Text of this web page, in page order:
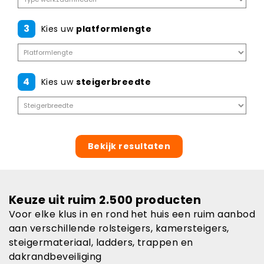
3 Kies uw platformlengte
4 Kies uw steigerbreedte
Bekijk resultaten
Keuze uit ruim 2.500 producten
Voor elke klus in en rond het huis een ruim aanbod
aan verschillende rolsteigers, kamersteigers,
steigermateriaal, ladders, trappen en
dakrandbeveiliging